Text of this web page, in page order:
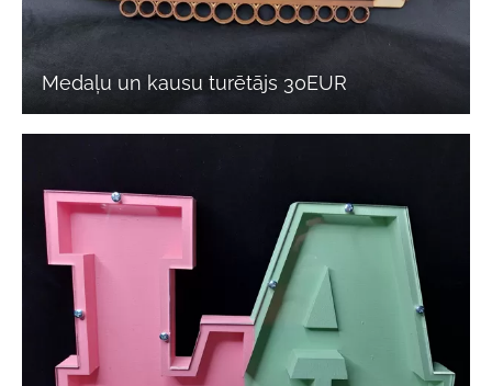
Medaļu un kausu turētājs 30EUR